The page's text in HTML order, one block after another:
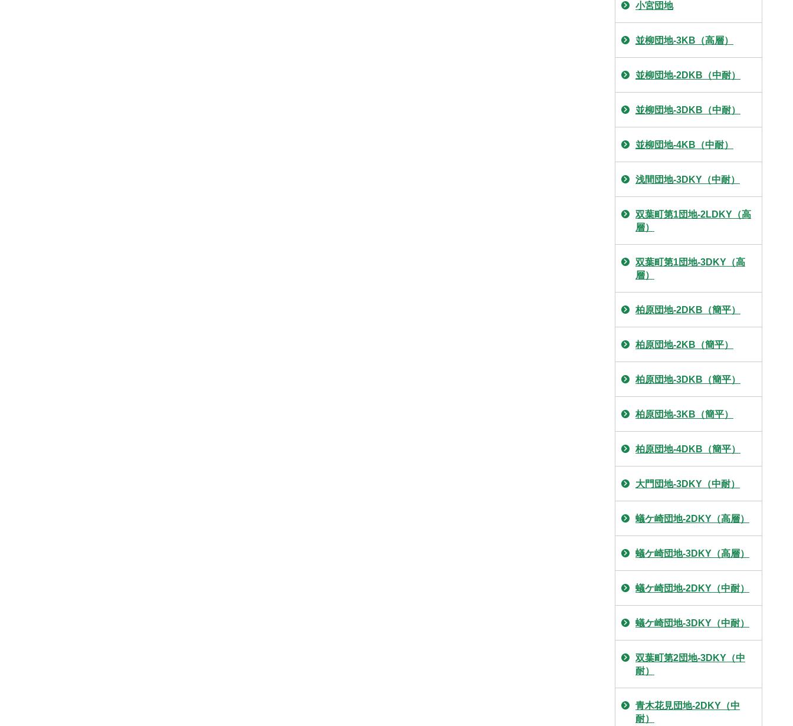
小宮団地
並柳団地-3KB（高層）
並柳団地-2DKB（中耐）
並柳団地-3DKB（中耐）
並柳団地-4KB（中耐）
浅間団地-3DKY（中耐）
双葉町第1団地-2LDKY（高
層）
双葉町第1団地-3DKY（高
層）
柏原団地-2DKB（簡平）
柏原団地-2KB（簡平）
柏原団地-3DKB（簡平）
柏原団地-3KB（簡平）
柏原団地-4DKB（簡平）
大門団地-3DKY（中耐）
蟻ケ崎団地-2DKY（高層）
蟻ケ崎団地-3DKY（高層）
蟻ケ崎団地-2DKY（中耐）
蟻ケ崎団地-3DKY（中耐）
双葉町第2団地-3DKY（中
耐）
青木花見団地-2DKY（中
耐）